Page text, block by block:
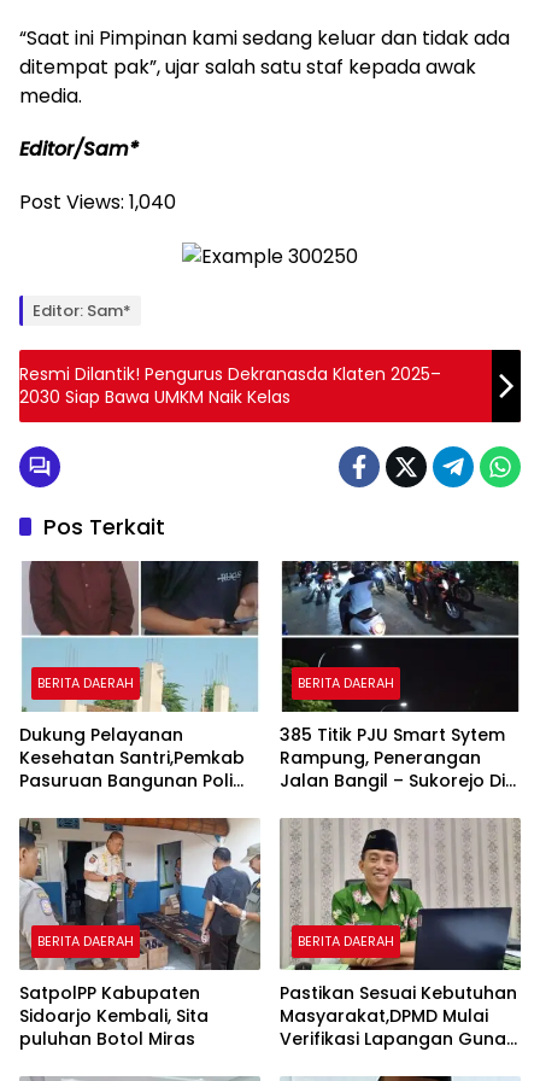
“Saat ini Pimpinan kami sedang keluar dan tidak ada
ditempat pak”, ujar salah satu staf kepada awak
media.
Editor/Sam*
Post Views: 1,040
Editor: Sam*
Resmi Dilantik! Pengurus Dekranasda Klaten 2025–
2030 Siap Bawa UMKM Naik Kelas
Pos Terkait
BERITA DAERAH
Dukung Pelayanan
Kesehatan Santri,Pemkab
Pasuruan Bangunan Poli
BERITA DAERAH
385 Titik PJU Smart Sytem
Rampung, Penerangan
Jalan Bangil – Sukorejo Di
BERITA DAERAH
SatpolPP Kabupaten
Sidoarjo Kembali, Sita
puluhan Botol Miras
BERITA DAERAH
Pastikan Sesuai Kebutuhan
Masyarakat,DPMD Mulai
Verifikasi Lapangan Guna